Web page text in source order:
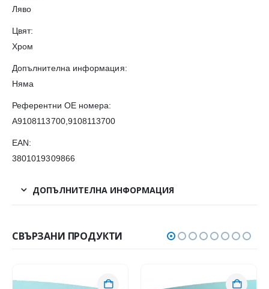
Ляво
Цвят:
Хром
Допълнителна информация:
Няма
Референтни OE номера:
A9108113700,9108113700
EAN:
3801019309866
ДОПЪЛНИТЕЛНА ИНФОРМАЦИЯ
СВЪРЗАНИ ПРОДУКТИ